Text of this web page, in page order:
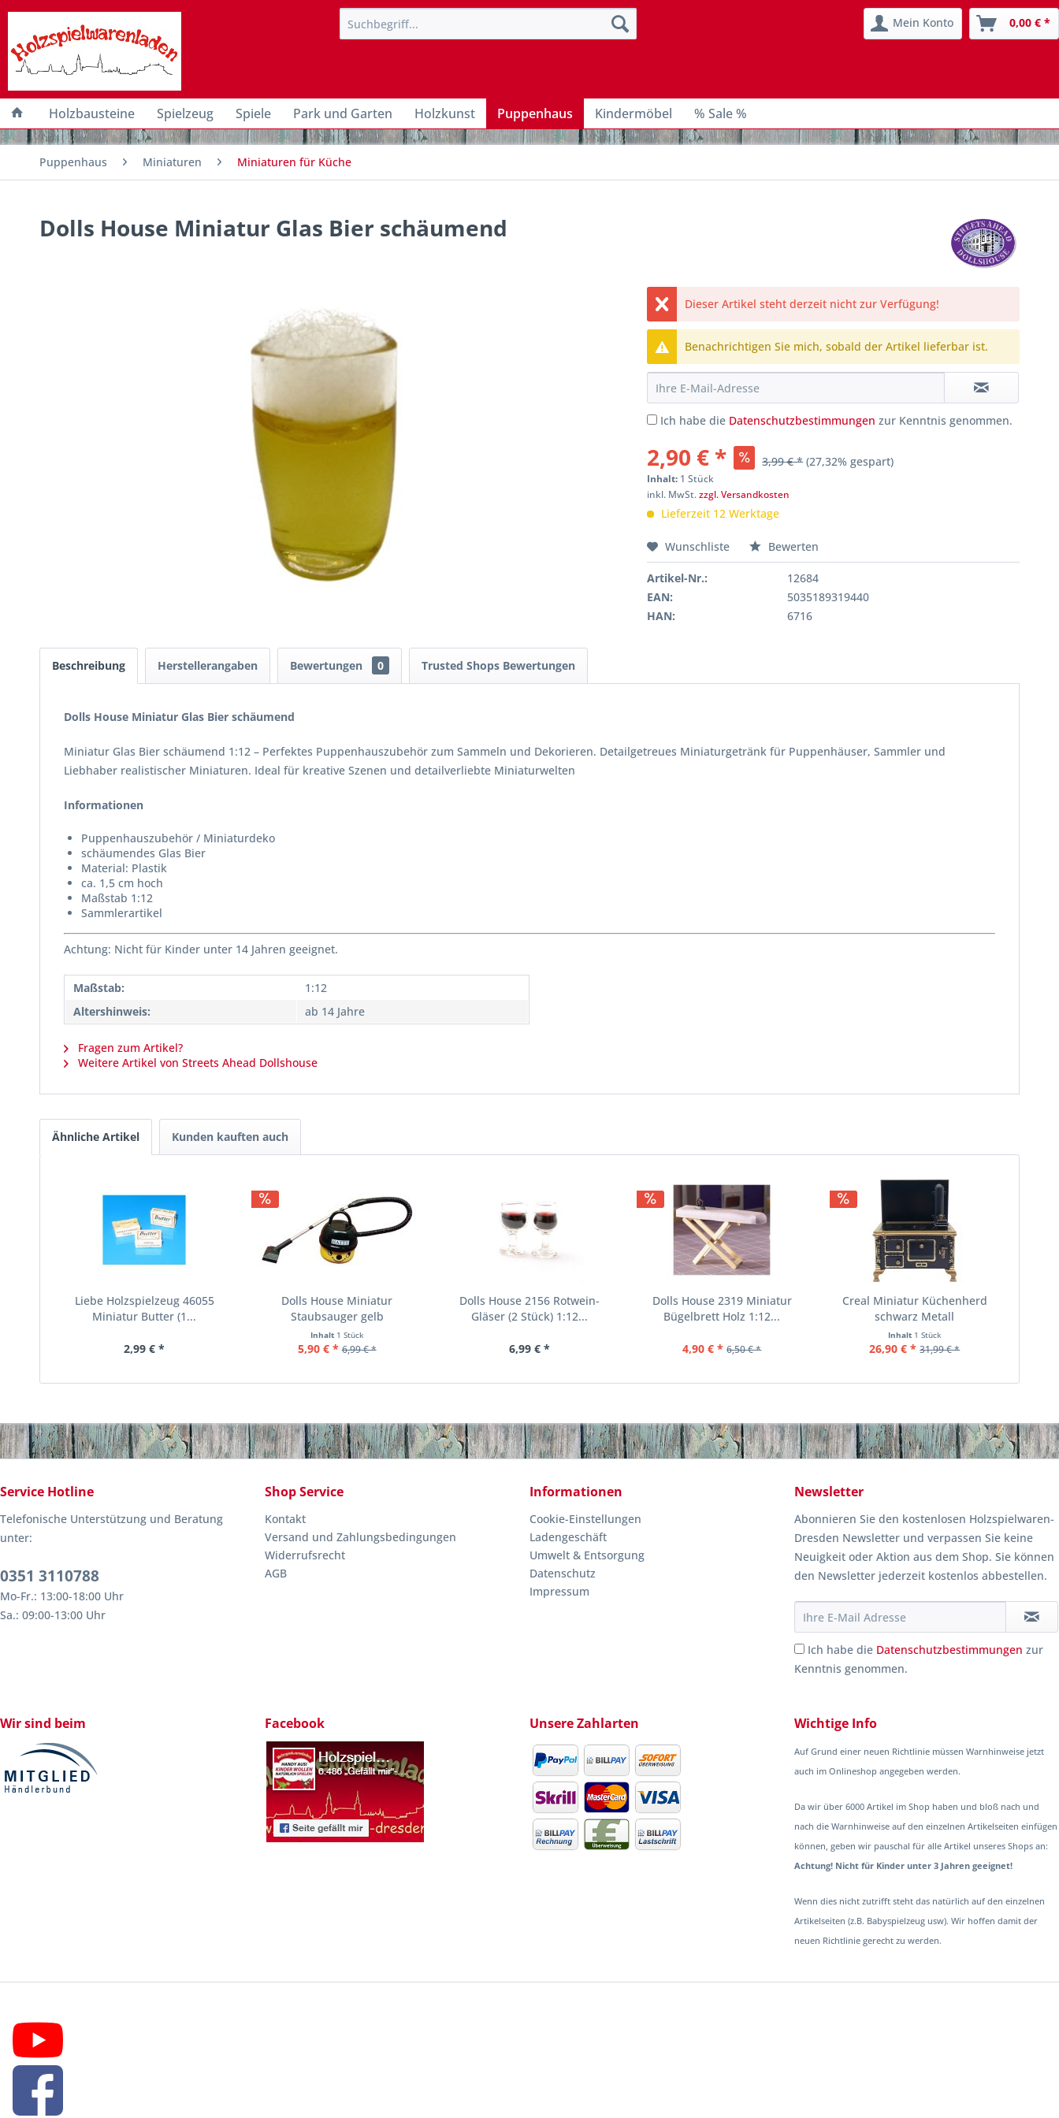
Mein Konto 0,00 € *
Holzbausteine Spielzeug Spiele Park und Garten Holzkunst Puppenhaus Kindermöbel % Sale %
Puppenhaus Miniaturen Miniaturen für Küche
Dolls House Miniatur Glas Bier schäumend
Dieser Artikel steht derzeit nicht zur Verfügung!
Benachrichtigen Sie mich, sobald der Artikel lieferbar ist.
Ich habe die Datenschutzbestimmungen zur Kenntnis genommen.
2,90 € * 3,99 € * (27,32% gespart)
Inhalt: 1 Stück
inkl. MwSt.zzgl. Versandkosten
Lieferzeit 12 Werktage
Wunschliste Bewerten
Artikel-Nr.:
12684
EAN:
5035189319440
HAN:
6716
Beschreibung Herstellerangaben Bewertungen 0 Trusted Shops Bewertungen
Dolls House Miniatur Glas Bier schäumend
Miniatur Glas Bier schäumend 1:12 – Perfektes Puppenhauszubehör zum Sammeln und Dekorieren. Detailgetreues Miniaturgetränk für Puppenhäuser, Sammler und
Liebhaber realistischer Miniaturen. Ideal für kreative Szenen und detailverliebte Miniaturwelten
Informationen
Puppenhauszubehör / Miniaturdeko
schäumendes Glas Bier
Material: Plastik
ca. 1,5 cm hoch
Maßstab 1:12
Sammlerartikel
Achtung: Nicht für Kinder unter 14 Jahren geeignet.
Maßstab:
1:12
Altershinweis:
ab 14 Jahre
Fragen zum Artikel?
Weitere Artikel von Streets Ahead Dollshouse
Ähnliche Artikel Kunden kauften auch
Liebe Holzspielzeug 46055
Miniatur Butter (1...
2,99 € *
Dolls House Miniatur
Staubsauger gelb
Inhalt 1 Stück
5,90 € * 6,99 € *
Dolls House 2156 Rotwein-
Gläser (2 Stück) 1:12...
6,99 € *
Dolls House 2319 Miniatur
Bügelbrett Holz 1:12...
4,90 € * 6,50 € *
Creal Miniatur Küchenherd
schwarz Metall
Inhalt 1 Stück
26,90 € * 31,99 € *
Service Hotline
Telefonische Unterstützung und Beratung
unter:
0351 3110788
Mo-Fr.: 13:00-18:00 Uhr
Sa.: 09:00-13:00 Uhr
Shop Service
Kontakt
Versand und Zahlungsbedingungen
Widerrufsrecht
AGB
Informationen
Cookie-Einstellungen
Ladengeschäft
Umwelt & Entsorgung
Datenschutz
Impressum
Newsletter
Abonnieren Sie den kostenlosen Holzspielwaren-
Dresden Newsletter und verpassen Sie keine
Neuigkeit oder Aktion aus dem Shop. Sie können
den Newsletter jederzeit kostenlos abbestellen.
Ich habe die Datenschutzbestimmungen zur
Kenntnis genommen.
Wir sind beim Facebook Unsere Zahlarten Wichtige Info
Auf Grund einer neuen Richtlinie müssen Warnhinweise jetzt
auch im Onlineshop angegeben werden.
Da wir über 6000 Artikel im Shop haben und bloß nach und
nach die Warnhinweise auf den einzelnen Artikelseiten einfügen
können, geben wir pauschal für alle Artikel unseres Shops an:
Achtung! Nicht für Kinder unter 3 Jahren geeignet!
Wenn dies nicht zutrifft steht das natürlich auf den einzelnen
Artikelseiten (z.B. Babyspielzeug usw). Wir hoffen damit der
neuen Richtlinie gerecht zu werden.